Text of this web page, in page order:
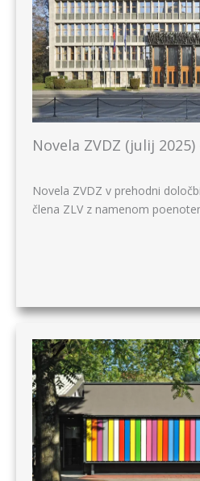
Novela ZVDZ (julij
Novela ZVDZ v prehodni
člena ZLV z namenom